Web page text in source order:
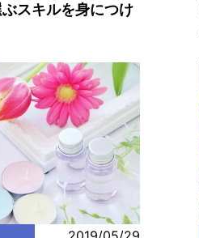
スキルを身につけ